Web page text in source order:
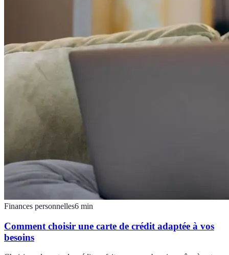
Finances personnelles6 min
Comment choisir une carte de crédit adaptée à vos
besoins